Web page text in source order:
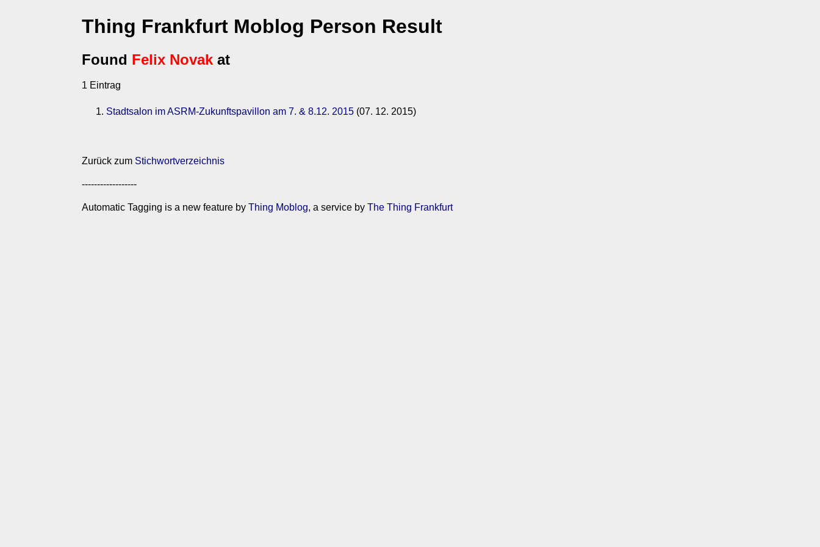
Thing Frankfurt Moblog Person Result
Found Felix Novak at
1 Eintrag
Stadtsalon im ASRM-Zukunftspavillon am 7. & 8.12. 2015 (07. 12. 2015)
Zurück zum Stichwortverzeichnis
------------------
Automatic Tagging is a new feature byThing Moblog, a service byThe Thing Frankfurt